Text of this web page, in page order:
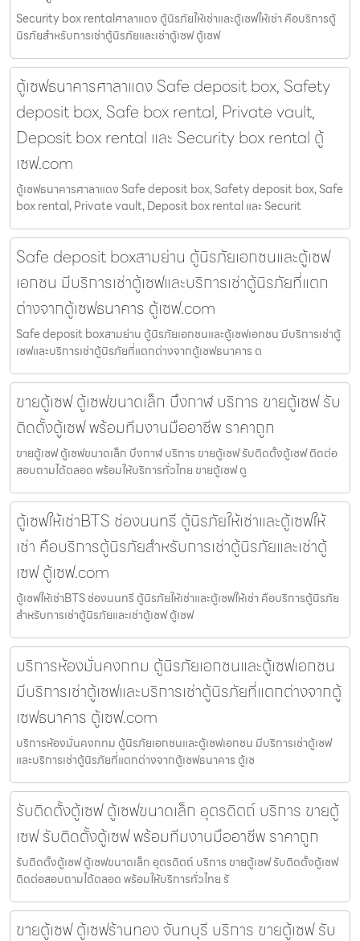
Security box rentalศาลาแดง ตู้นิรภัยให้เช่าและตู้เซฟให้เช่า คือบริการตู้
นิรภัยสำหรับการเช่าตู้นิรภัยและเช่าตู้เซฟ ตู้เซฟ
ตู้เซฟธนาคารศาลาแดง Safe deposit box, Safety
deposit box, Safe box rental, Private vault,
Deposit box rental และ Security box rental ตู้
เซฟ.com
ตู้เซฟธนาคารศาลาแดง Safe deposit box, Safety deposit box, Safe
box rental, Private vault, Deposit box rental และ Securit
Safe deposit boxสามย่าน ตู้นิรภัยเอกชนและตู้เซฟ
เอกชน มีบริการเช่าตู้เซฟและบริการเช่าตู้นิรภัยที่แตก
ต่างจากตู้เซฟธนาคาร ตู้เซฟ.com
Safe deposit boxสามย่าน ตู้นิรภัยเอกชนและตู้เซฟเอกชน มีบริการเช่าตู้
เซฟและบริการเช่าตู้นิรภัยที่แตกต่างจากตู้เซฟธนาคาร ต
ขายตู้เซฟ ตู้เซฟขนาดเล็ก บึงกาฬ บริการ ขายตู้เซฟ รับ
ติดตั้งตู้เซฟ พร้อมทีมงานมืออาชีพ ราคาถูก
ขายตู้เซฟ ตู้เซฟขนาดเล็ก บึงกาฬ บริการ ขายตู้เซฟ รับติดตั้งตู้เซฟ ติดต่อ
สอบถามได้ตลอด พร้อมให้บริการทั่วไทย ขายตู้เซฟ ตู
ตู้เซฟให้เช่าBTS ช่องนนทรี ตู้นิรภัยให้เช่าและตู้เซฟให้
เช่า คือบริการตู้นิรภัยสำหรับการเช่าตู้นิรภัยและเช่าตู้
เซฟ ตู้เซฟ.com
ตู้เซฟให้เช่าBTS ช่องนนทรี ตู้นิรภัยให้เช่าและตู้เซฟให้เช่า คือบริการตู้นิรภัย
สำหรับการเช่าตู้นิรภัยและเช่าตู้เซฟ ตู้เซฟ
บริการห้องมั่นคงกทม ตู้นิรภัยเอกชนและตู้เซฟเอกชน
มีบริการเช่าตู้เซฟและบริการเช่าตู้นิรภัยที่แตกต่างจากตู้
เซฟธนาคาร ตู้เซฟ.com
บริการห้องมั่นคงกทม ตู้นิรภัยเอกชนและตู้เซฟเอกชน มีบริการเช่าตู้เซฟ
และบริการเช่าตู้นิรภัยที่แตกต่างจากตู้เซฟธนาคาร ตู้เซ
รับติดตั้งตู้เซฟ ตู้เซฟขนาดเล็ก อุตรดิตถ์ บริการ ขายตู้
เซฟ รับติดตั้งตู้เซฟ พร้อมทีมงานมืออาชีพ ราคาถูก
รับติดตั้งตู้เซฟ ตู้เซฟขนาดเล็ก อุตรดิตถ์ บริการ ขายตู้เซฟ รับติดตั้งตู้เซฟ
ติดต่อสอบถามได้ตลอด พร้อมให้บริการทั่วไทย รั
ขายตู้เซฟ ตู้เซฟร้านทอง จันทบุรี บริการ ขายตู้เซฟ รับ